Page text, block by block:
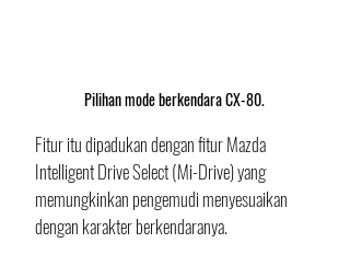
Pilihan mode berkendara CX-80.
Fitur itu dipadukan dengan fitur Mazda
Intelligent Drive Select (Mi-Drive) yang
memungkinkan pengemudi menyesuaikan
dengan karakter berkendaranya.